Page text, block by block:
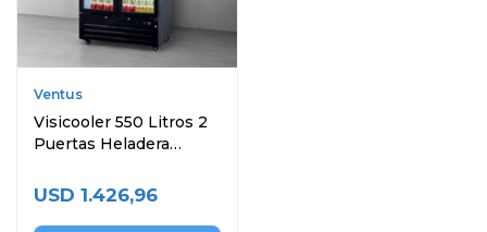
Ventus
Visicooler 550 Litros 2
Puertas Heladera
USD 1.426,96